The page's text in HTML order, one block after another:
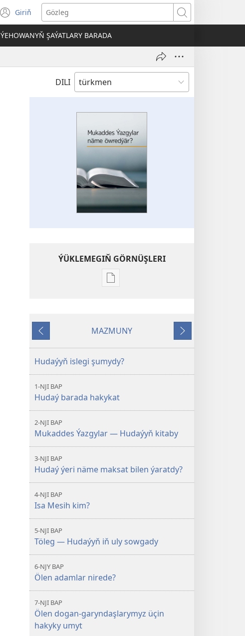
Giriň
(täze
sahypada
açylýar)
Gözleg
ÝEHOWANYŇ ŞAÝATLARY BARADA
DILI
ÝÜKLEMEGIŇ GÖRNÜŞLERI
Edebiýatlary
Ýazgylar
öwredýär?
Öňki
MAZMUNY
Indiki
Hudaýyň islegi şumydy?
1-NJI BAP
Hudaý barada hakykat
2-NJI BAP
Mukaddes Ýazgylar — Hudaýyň kitaby
3-NJI BAP
Hudaý ýeri näme maksat bilen ýaratdy?
4-NJI BAP
Isa Mesih kim?
5-NJI BAP
Töleg — Hudaýyň iň uly sowgady
6-NJY BAP
Ölen adamlar nirede?
7-NJI BAP
Ölen dogan-garyndaşlarymyz üçin
hakyky umyt